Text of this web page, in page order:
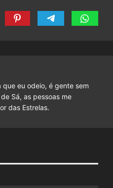
que eu odeio, é gente sem
Sá, as pessoas me
das Estrelas.